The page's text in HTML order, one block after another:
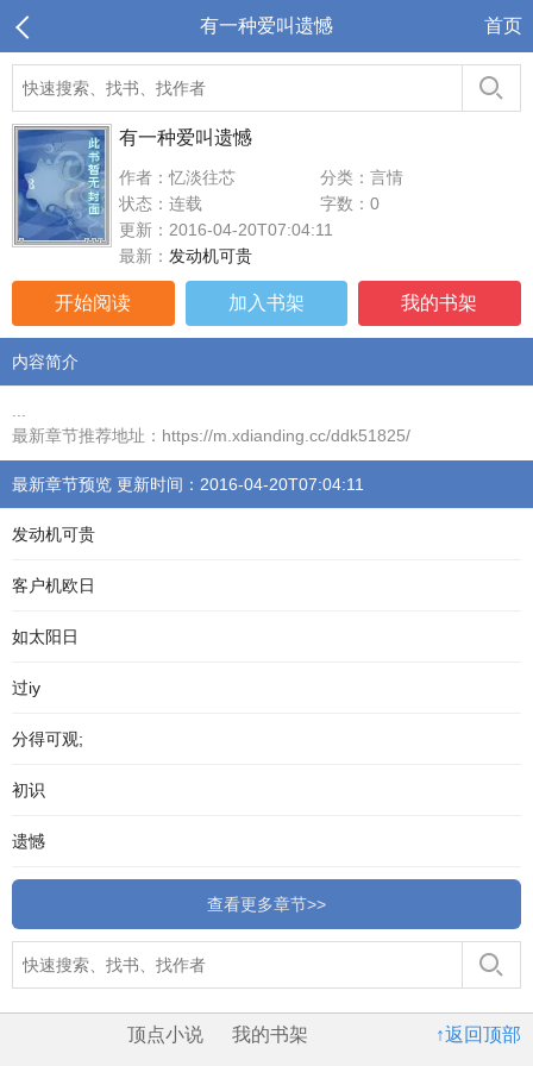
有一种爱叫遗憾 首页
有一种爱叫遗憾
作者：忆淡往芯
分类：言情
状态：连载
字数：0
更新：2016-04-20T07:04:11
最新： 发动机可贵
开始阅读 加入书架 我的书架
内容简介
最新章节推荐地址：https://m.xdianding.cc/ddk51825/
最新章节预览 更新时间：2016-04-20T07:04:11
发动机可贵
客户机欧日
如太阳日
过iy
分得可观;
初识
遗憾
查看更多章节>>
↑返回顶部
顶点小说 我的书架